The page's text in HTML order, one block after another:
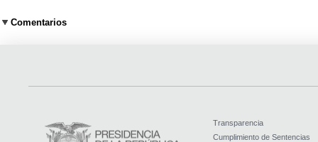
Comentarios
Transparencia
Cumplimiento de Sentencias